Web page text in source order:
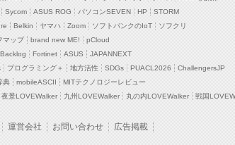
Sycom ASUS ROG パソコンSEVEN HP
STORM
Belkin ヤマハ Zoom ソフトバンクのIoT
ソフクリ
マップ brand new ME!
pCloud
Backlog Fortinet ASUS
JAPANNEXT
プログラミング＋ 地方活性 SDGs PUACL2026
ChallengersJP
典 mobileASCII
MITテクノロジーレビュー
夜景LOVEWalker 九州LOVEWalker 丸の内LOVEWalker 戦国
運営会社 お問い合わせ 広告掲載